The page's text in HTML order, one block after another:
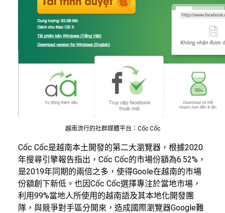
越南流行的社群媒體平台：Cốc Cốc
Cốc Cốc是越南本土開發的第二大瀏覽器，根據2020
年搜尋引擎報告指出，Cốc Cốc的市場份額為6.52%，
是2019年同期的兩倍之多，使得Goole在越南的市場
份額創下新低。也因Cốc Cốc選擇專注於當地市場，
利用99%當地人所使用的越南語及其本地化開發團
隊，與競爭對手區分開來，造成國際瀏覽器Google難